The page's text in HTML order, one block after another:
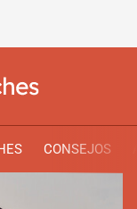
CONSEJOS